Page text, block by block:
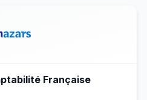
Française